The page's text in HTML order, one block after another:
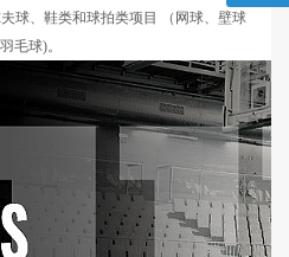
球、鞋类和球拍类项目 （网球、壁球
毛球)。